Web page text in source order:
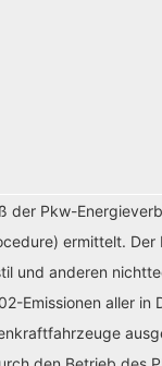
der Pkw-
ermittelt.
und anderen
Emissionen aller in